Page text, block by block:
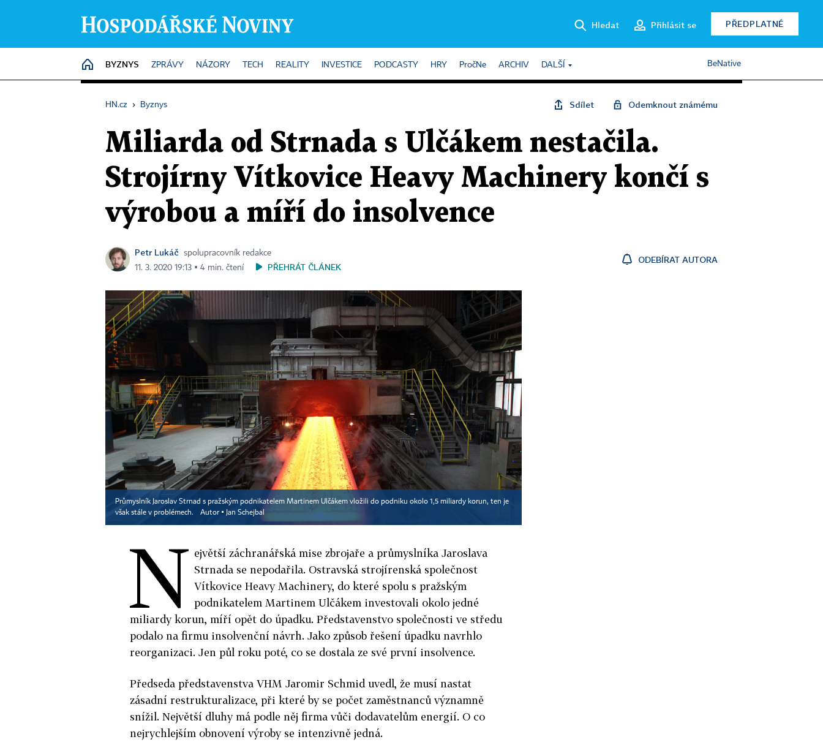
Hledat Přihlásit se PŘEDPLATNÉ
HOME
BYZNYS ZPRÁVY NÁZORY TECH REALITY INVESTICE PODCASTY HRY PročNe ARCHIV DALŠÍ BeNative
HN.cz › Byznys Sdílet Odemknout známému
Miliarda od Strnada s Ulčákem nestačila.
Strojírny Vítkovice Heavy Machinery končí s
výrobou a míří do insolvence
Petr Lukáč
spolupracovník redakce
11. 3. 2020 19:13 ▪ 4 min. čtení
PŘEHRÁT ČLÁNEK
ODEBÍRAT AUTORA
Průmyslník Jaroslav Strnad s pražským podnikatelem Martinem Ulčákem vložili do podniku okolo 1,5 miliardy korun, ten je
však stále v problémech.
Autor ▪ Jan Schejbal
N ejvětší záchranářská mise zbrojaře a průmyslníka Jaroslava
Strnada se nepodařila. Ostravská strojírenská společnost
Vítkovice Heavy Machinery, do které spolu s pražským
podnikatelem Martinem Ulčákem investovali okolo jedné
miliardy korun, míří opět do úpadku. Představenstvo společnosti ve středu
podalo na firmu insolvenční návrh. Jako způsob řešení úpadku navrhlo
reorganizaci. Jen půl roku poté, co se dostala ze své první insolvence.
Předseda představenstva VHM Jaromir Schmid uvedl, že musí nastat
zásadní restrukturalizace, při které by se počet zaměstnanců významně
snížil. Největší dluhy má podle něj firma vůči dodavatelům energií. O co
nejrychlejším obnovení výroby se intenzivně jedná.